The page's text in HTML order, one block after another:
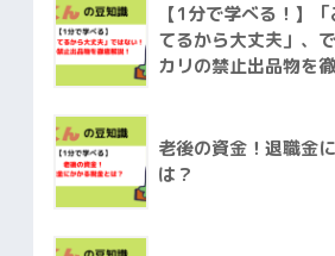
【1分で学べる！】
てるから大丈夫」、
カリの禁止出品物を
老後の資金！退職金
は？